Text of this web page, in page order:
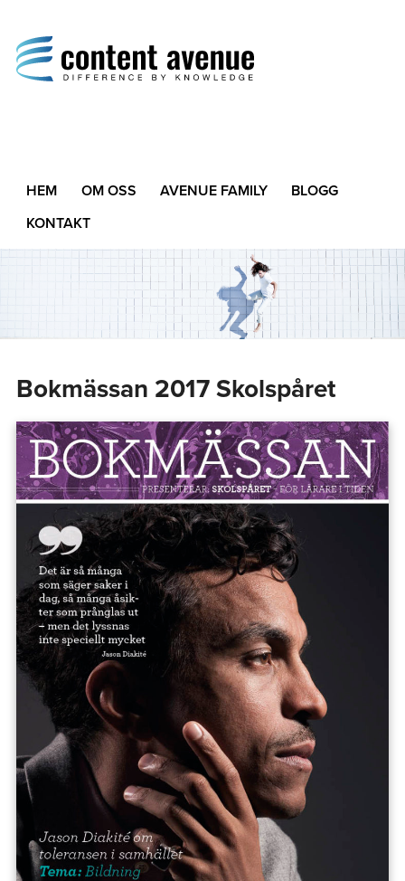
Difference by Knowledge
HEM OM OSS AVENUE FAMILY
BLOGG
KONTAKT
Bokmässan 2017 Skolspåret